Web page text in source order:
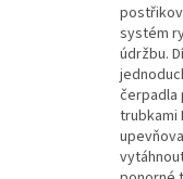
systém
údržbu.
čerpadla
trubkami